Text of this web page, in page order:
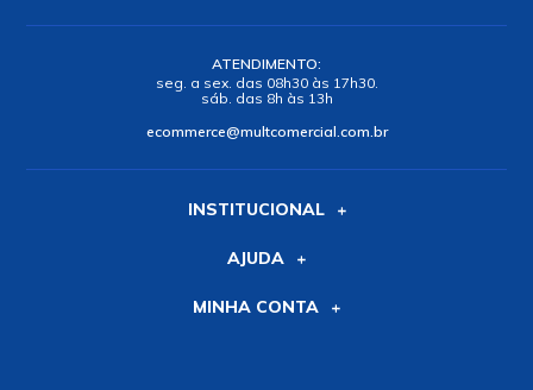
ATENDIMENTO:
seg. a sex. das 08h30 às 17h30.
sáb. das 8h às 13h
ecommerce@multcomercial.com.br
INSTITUCIONAL
AJUDA
MINHA CONTA